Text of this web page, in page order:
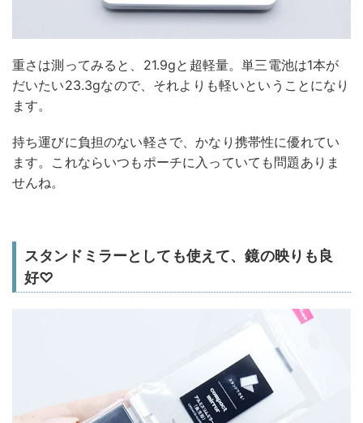
重さは測ってみると、21.9gと超軽量。単三電池は1本が
だいたい23.3gなので、それよりも軽いということになり
ます。
持ち運びに負担のない軽さで、かなり携帯性に優れてい
ます。これならいつもポーチに入っていても問題ありま
せんね。
スタンドミラーとしても使えて、鏡の映りも良
好♡